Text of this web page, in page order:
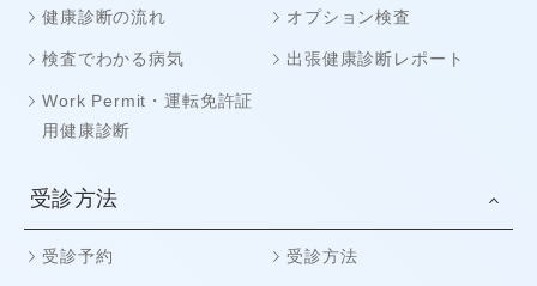
健康診断の流れ オプション検査
検査でわかる病気 出張健康診断レポート
Work Permit・運転免許証
用健康診断
受診方法
受診予約 受診方法